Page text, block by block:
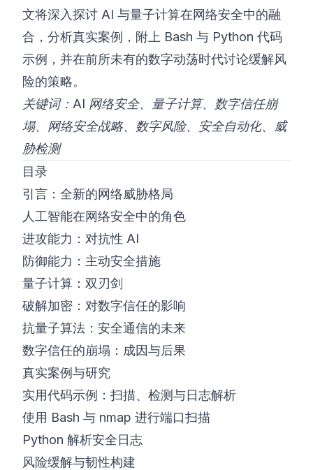
文将深入探讨 AI 与量子计算在网络安全中的融
合，分析真实案例，附上 Bash 与 Python 代码
示例，并在前所未有的数字动荡时代讨论缓解风
险的策略。
关键词：AI 网络安全、量子计算、数字信任崩
塌、网络安全战略、数字风险、安全自动化、威
胁检测
目录
引言：全新的网络威胁格局
人工智能在网络安全中的角色
进攻能力：对抗性 AI
防御能力：主动安全措施
量子计算：双刃剑
破解加密：对数字信任的影响
抗量子算法：安全通信的未来
数字信任的崩塌：成因与后果
真实案例与研究
实用代码示例：扫描、检测与日志解析
使用 Bash 与 nmap 进行端口扫描
Python 解析安全日志
风险缓解与韧性构建